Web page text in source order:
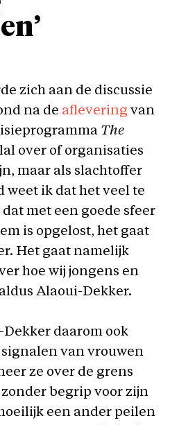
zich aan de discussie
na de aflevering van
The
over of organisaties
maar als slachtoffer
weet ik dat het veel te
met een goede sfeer
is opgelost, het gaat
Het gaat namelijk
hoe wij jongens en
Alaoui-Dekker.
daarom ook
van vrouwen
ze over de grens
begrip voor zijn
een ander peilen